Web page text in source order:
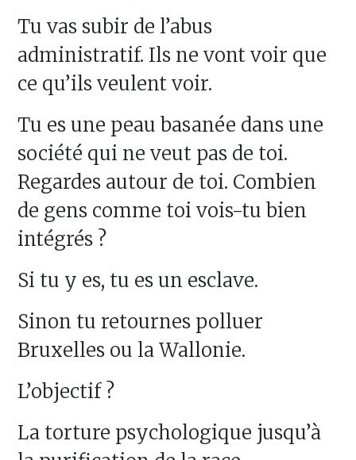
Tu vas subir de l’abus
administratif. Ils ne vont voir que
ce qu’ils veulent voir.
Tu es une peau basanée dans une
société qui ne veut pas de toi.
Regardes autour de toi. Combien
de gens comme toi vois-tu bien
intégrés ?
Si tu y es, tu es un esclave.
Sinon tu retournes polluer
Bruxelles ou la Wallonie.
L’objectif ?
La torture psychologique jusqu’à